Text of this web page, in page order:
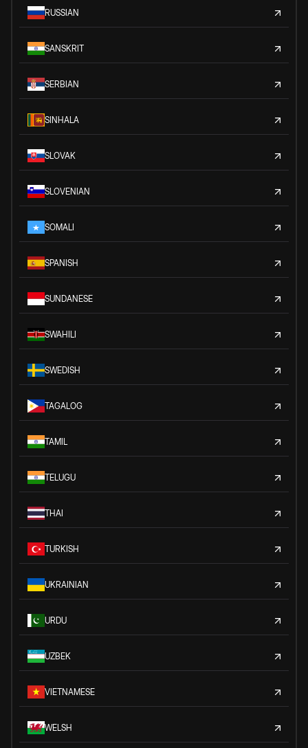
RUSSIAN
SANSKRIT
SERBIAN
SINHALA
SLOVAK
SLOVENIAN
SOMALI
SPANISH
SUNDANESE
SWAHILI
SWEDISH
TAGALOG
TAMIL
TELUGU
THAI
TURKISH
UKRAINIAN
URDU
UZBEK
VIETNAMESE
WELSH